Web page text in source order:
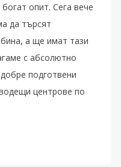
опит. Сега вече
да търсят
а ще имат тази
с абсолютно
подготвени
центрове по